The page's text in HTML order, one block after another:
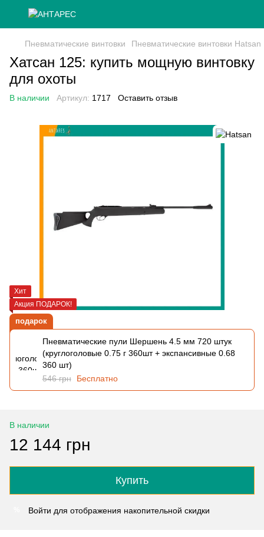
Пневматические винтовки Пневматические винтовки Hatsan
Хатсан 125: купить мощную винтовку
для охоты
В наличии Артикул: 1717 Оставить отзыв
Хит
Акция ПОДАРОК!
подарок
Пневматические пули Шершень 4.5 мм 720 штук
(круглоголовые 0.75 г 360шт + экспансивные 0.68
360 шт)
546 грн
Бесплатно
В наличии
12 144 грн
Купить
Войти для отображения накопительной скидки